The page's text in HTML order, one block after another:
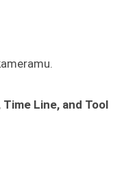
Line, and Tool